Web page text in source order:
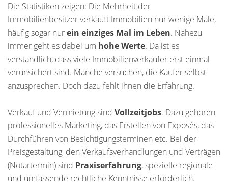
Die Statistiken zeigen: Die Mehrheit der
Immobilienbesitzer verkauft Immobilien nur wenige Male,
häufig sogar nurein einziges Mal im Leben. Nahezu
immer geht es dabei um hohe Werte. Da ist es
verständlich, dass viele Immobilienverkäufer erst einmal
verunsichert sind. Manche versuchen, die Käufer selbst
anzusprechen. Doch dazu fehlt ihnen die Erfahrung.
Verkauf und Vermietung sind Vollzeitjobs. Dazu gehören
professionelles Marketing, das Erstellen von Exposés, das
Durchführen von Besichtigungsterminen etc. Bei der
Preisgestaltung, den Verkaufsverhandlungen und Verträgen
(Notartermin) sind Praxiserfahrung, spezielle regionale
und umfassende rechtliche Kenntnisse erforderlich.